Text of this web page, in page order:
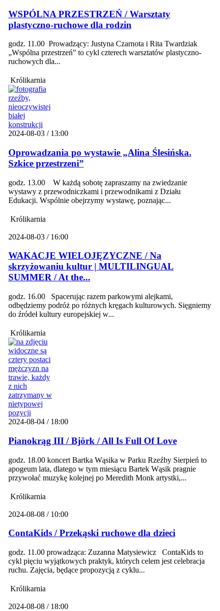
WSPÓLNA PRZESTRZEŃ / Warsztaty
plastyczno-ruchowe dla rodzin
godz. 11.00 Prowadzący: Justyna Czarnota i Rita Twardziak
„Wspólna przestrzeń” to cykl czterech warsztatów plastyczno-
ruchowych dla...
Królikarnia
2024-08-03 / 13:00
Oprowadzania po wystawie „Alina Ślesińska.
Szkice przestrzeni”
godz. 13.00 W każdą sobotę zapraszamy na zwiedzanie
wystawy z przewodniczkami i przewodnikami z Działu
Edukacji. Wspólnie obejrzymy wystawę, poznając...
Królikarnia
2024-08-03 / 16:00
WAKACJE WIELOJĘZYCZNE / Na
skrzyżowaniu kultur | MULTILINGUAL
SUMMER / At the...
godz. 16.00 Spacerując razem parkowymi alejkami,
odbędziemy podróż po różnych kręgach kulturowych. Sięgniemy
do źródeł kultury europejskiej w...
Królikarnia
2024-08-04 / 18:00
Pianokrąg III / Björk / All Is Full Of Love
godz. 18.00 koncert Bartka Wąsika w Parku Rzeźby Sierpień to
apogeum lata, dlatego w tym miesiącu Bartek Wąsik pragnie
przywołać muzykę kolejnej po Meredith Monk artystki,...
Królikarnia
2024-08-08 / 10:00
ContaKids / Przekąski ruchowe dla dzieci
godz. 11.00 prowadząca: Zuzanna Matysiewicz ContaKids to
cykl pięciu wyjątkowych praktyk, których celem jest celebracja
ruchu. Zajęcia, będące propozycją z cyklu...
Królikarnia
2024-08-08 / 18:00